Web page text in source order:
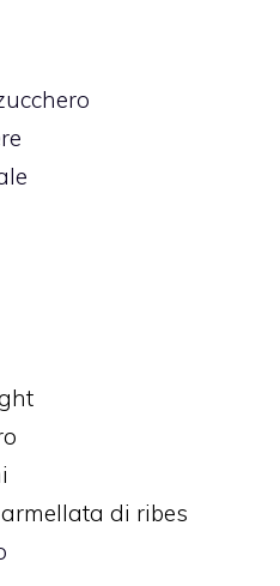
di ribes